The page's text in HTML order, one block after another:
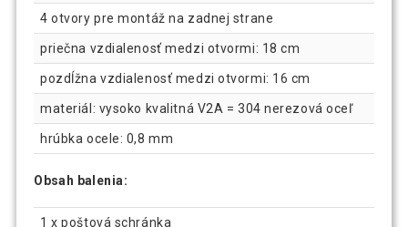
4 otvory pre montáž na zadnej strane
priečna vzdialenosť medzi otvormi: 18 cm
pozdĺžna vzdialenosť medzi otvormi: 16 cm
materiál: vysoko kvalitná V2A = 304 nerezová oceľ
hrúbka ocele: 0,8 mm
Obsah balenia:
1 x poštová schránka